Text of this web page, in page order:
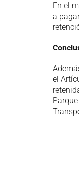
En el
a
el